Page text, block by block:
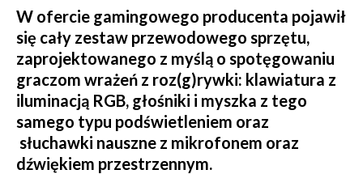
W ofercie gamingowego producenta pojawił
się cały zestaw przewodowego sprzętu,
zaprojektowanego z myślą o spotęgowaniu
graczom wrażeń z roz(g)rywki: klawiatura z
iluminacją RGB, głośniki i myszka z tego
samego typu podświetleniem oraz
słuchawki nauszne z mikrofonem oraz
dźwiękiem przestrzennym.